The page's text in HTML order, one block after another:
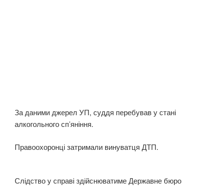
За даними джерел УП, суддя перебував у стані
алкогольного сп’яніння.
Правоохоронці затримали винуватця ДТП.
Слідство у справі здійснюватиме Державне бюро